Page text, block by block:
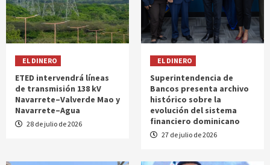
EL DINERO
ETED intervendrá líneas
de transmisión 138 kV
Navarrete–Valverde Mao y
Navarrete–Agua
28 de julio de 2026
EL DINERO
Superintendencia de
Bancos presenta archivo
histórico sobre la
evolución del sistema
financiero dominicano
27 de julio de 2026